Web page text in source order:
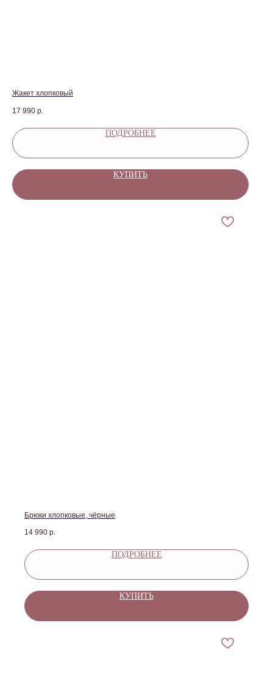
Жакет хлопковый
17 990 р.
ПОДРОБНЕЕ
КУПИТЬ
Брюки хлопковые, чёрные
14 990 р.
ПОДРОБНЕЕ
КУПИТЬ